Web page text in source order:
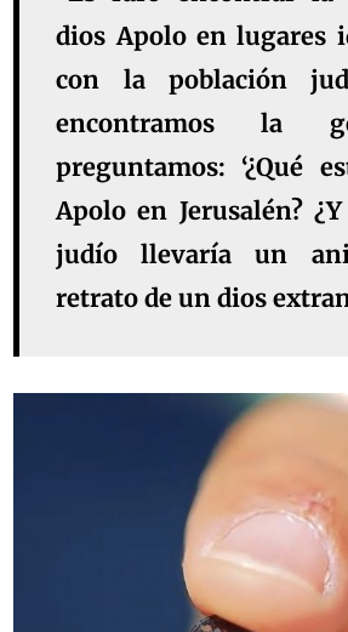
dios Apolo en lugares
con la población
encontramos la
preguntamos: ‘¿Qué
Apolo en Jerusalén?
judío llevaría un
retrato de un dios